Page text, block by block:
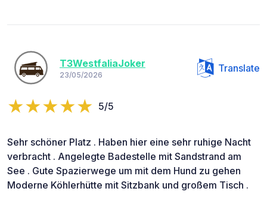
T3WestfaliaJoker
23/05/2026
Translate
5/5
Sehr schöner Platz . Haben hier eine sehr ruhige Nacht
verbracht . Angelegte Badestelle mit Sandstrand am
See . Gute Spazierwege um mit dem Hund zu gehen
Moderne Köhlerhütte mit Sitzbank und großem Tisch .